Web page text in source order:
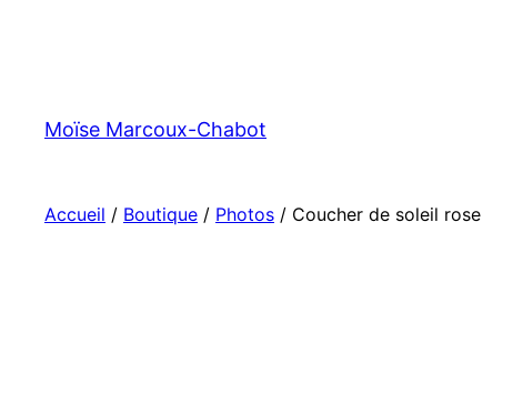
Moïse Marcoux-Chabot
Accueil / Boutique / Photos / Coucher de soleil rose